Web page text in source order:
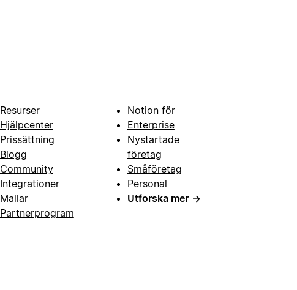
Resurser
Hjälpcenter
Prissättning
Blogg
Community
Integrationer
Mallar
Partnerprogram
Notion för
Enterprise
Nystartade
företag
Småföretag
Personal
Utforska mer →